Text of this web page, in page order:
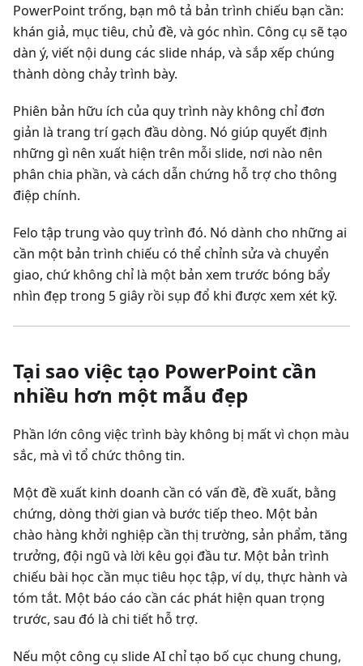
PowerPoint trống, bạn mô tả bản trình chiếu bạn cần:
khán giả, mục tiêu, chủ đề, và góc nhìn. Công cụ sẽ tạo
dàn ý, viết nội dung các slide nháp, và sắp xếp chúng
thành dòng chảy trình bày.
Phiên bản hữu ích của quy trình này không chỉ đơn
giản là trang trí gạch đầu dòng. Nó giúp quyết định
những gì nên xuất hiện trên mỗi slide, nơi nào nên
phân chia phần, và cách dẫn chứng hỗ trợ cho thông
điệp chính.
Felo tập trung vào quy trình đó. Nó dành cho những ai
cần một bản trình chiếu có thể chỉnh sửa và chuyển
giao, chứ không chỉ là một bản xem trước bóng bẩy
nhìn đẹp trong 5 giây rồi sụp đổ khi được xem xét kỹ.
Tại sao việc tạo PowerPoint cần
nhiều hơn một mẫu đẹp
Phần lớn công việc trình bày không bị mất vì chọn màu
sắc, mà vì tổ chức thông tin.
Một đề xuất kinh doanh cần có vấn đề, đề xuất, bằng
chứng, dòng thời gian và bước tiếp theo. Một bản
chào hàng khởi nghiệp cần thị trường, sản phẩm, tăng
trưởng, đội ngũ và lời kêu gọi đầu tư. Một bản trình
chiếu bài học cần mục tiêu học tập, ví dụ, thực hành và
tóm tắt. Một báo cáo cần các phát hiện quan trọng
trước, sau đó là chi tiết hỗ trợ.
Nếu một công cụ slide AI chỉ tạo bố cục chung chung,